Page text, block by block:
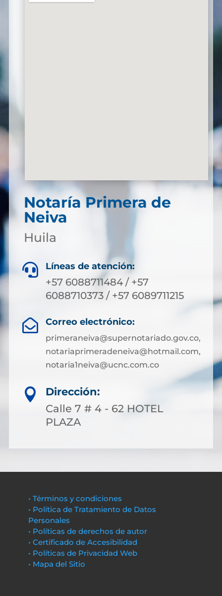
Notaría Primera de
Neiva
Huila
 Líneas de atención:
+57 6088711484 / +57
6088710373 / +57 6089711215
 Correo electrónico:
primeraneiva@supernotariado.gov.co,
notariaprimeradeneiva@hotmail.com,
notaria1neiva@ucnc.com.co

Dirección:
Calle 7 # 4 - 62 HOTEL
PLAZA
• Términos y condiciones
• Política de Tratamiento de Datos
Personales
• Políticas de derechos de autor
• Certificado de Accesibilidad
• Políticas de Privacidad Web
• Mapa del Sitio